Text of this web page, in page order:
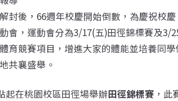
封後，66週年校慶開始倒數，為慶祝校
會，運動會分為3/17(五)田徑錦標賽及3/
育競賽項目，增進大家的體能並培養同學
共襄盛舉。
起在桃園校區田徑場舉辦田徑錦標賽 ，此